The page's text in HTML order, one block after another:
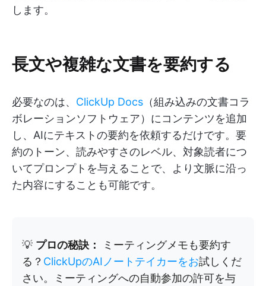
します。
長文や複雑な文書を要約する
必要なのは、 ClickUp Docs （組み込みの文書コラ
ボレーションソフトウェア）にコンテンツを追加
し、AIにテキストの要約を依頼するだけです。要
約のトーン、読みやすさのレベル、対象読者につ
いてプロンプトを与えることで、より文脈に沿っ
た内容にすることも可能です。
💡 プロの秘訣：
ミーティングメモも要約す
る？ ClickUpのAIノートテイカーをお試しくだ
さい。ミーティングへの自動参加の許可を与